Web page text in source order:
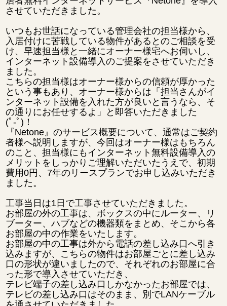
させていただきました。
いつもお世話になっている管理会社の担当様から、
入居付けに苦戦している物件があるとのご相談を受
け、早速担当様と一緒にオーナー様宅へお伺いし、
インターネット設備導入のご提案をさせていただき
ました。
こちらの担当様はオーナー様からの信頼が厚かった
という事もあり、オーナー様からは「担当さんがイ
ンターネット設備を入れた方が良いと言うなら、そ
の通りにお任せするよ」と即答いただきました
(ﾟ-ﾟ)！
『Netone』のサービス概要について、通常はご契約
者様へ説明しますが、今回はオーナー様はもちろん
のこと、担当様にもインターネット無料設備導入の
メリットをしっかりご理解いただいたうえで、初期
費用0円、7年のリースプランでお申し込みいただき
ました。
工事当日は1日で工事させていただきました。
お部屋の外の工事は、ボックスの中にルーター、リ
ブーター、ハブなどの機器類をまとめ、そこから各
お部屋の中の作業をいたします。
お部屋の中の工事は外から電話の差し込み口へ引き
込みますが、こちらの物件はお部屋ごとに差し込み
口の形状が違いましたので、それぞれのお部屋に合
った形で導入させていただき、
テレビ端子の差し込み口しかなかったお部屋では、
テレビの差し込み口はそのまま、別でLANケーブル